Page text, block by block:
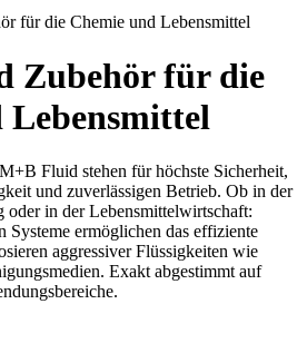
für die Chemie und Lebensmittel
Zubehör für die
Lebensmittel
Fluid stehen für höchste Sicherheit,
und zuverlässigen Betrieb. Ob in der
oder in der Lebensmittelwirtschaft:
Systeme ermöglichen das effiziente
aggressiver Flüssigkeiten wie
Exakt abgestimmt auf